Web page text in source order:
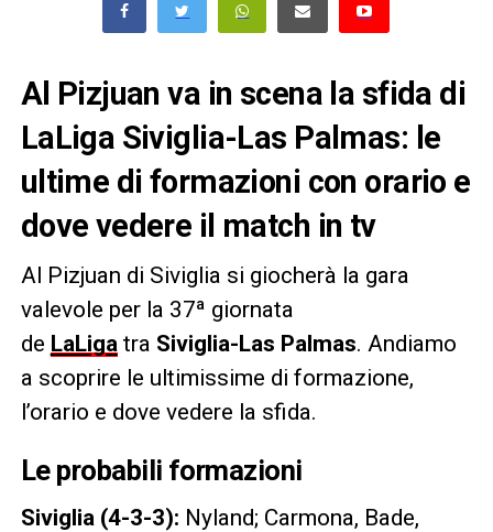
Al Pizjuan va in scena la sfida di
LaLiga Siviglia-Las Palmas: le
ultime di formazioni con orario e
dove vedere il match in tv
Al Pizjuan di Siviglia si giocherà la gara
valevole per la 37ª giornata
de LaLiga tra Siviglia-Las Palmas. Andiamo
a scoprire le ultimissime di formazione,
l’orario e dove vedere la sfida.
Le probabili formazioni
Siviglia (4-3-3): Nyland; Carmona, Bade,